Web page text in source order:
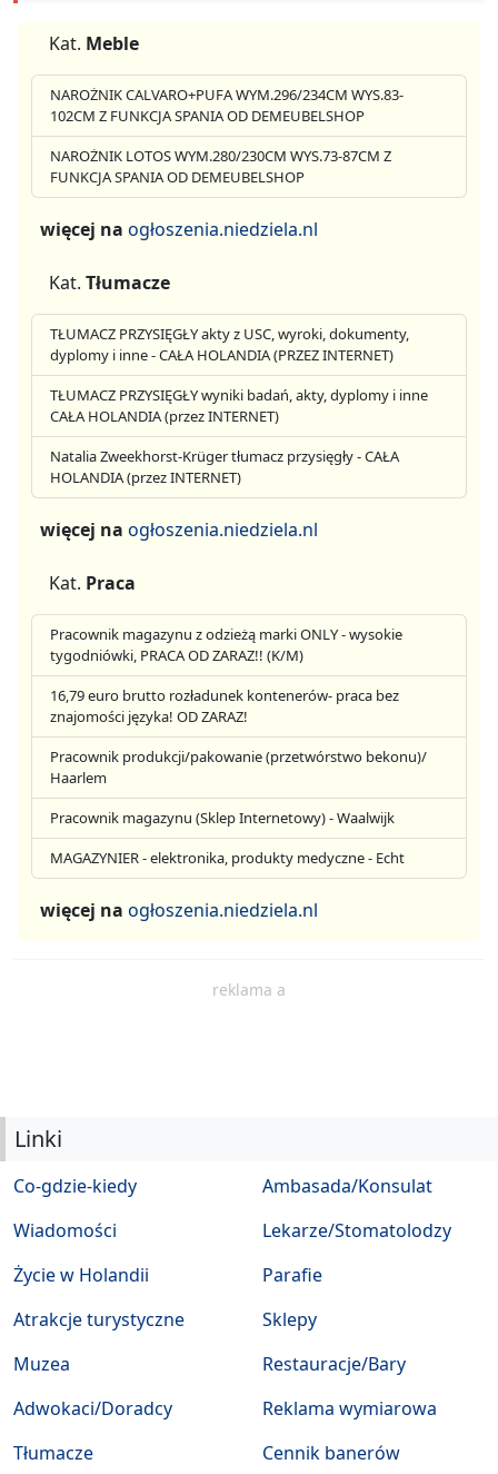
Kat. Meble
NAROŻNIK CALVARO+PUFA WYM.296/234CM WYS.83-
102CM Z FUNKCJA SPANIA OD DEMEUBELSHOP
NAROŻNIK LOTOS WYM.280/230CM WYS.73-87CM Z
FUNKCJA SPANIA OD DEMEUBELSHOP
więcej na ogłoszenia.niedziela.nl
Kat. Tłumacze
TŁUMACZ PRZYSIĘGŁY akty z USC, wyroki, dokumenty,
dyplomy i inne - CAŁA HOLANDIA (PRZEZ INTERNET)
TŁUMACZ PRZYSIĘGŁY wyniki badań, akty, dyplomy i inne
CAŁA HOLANDIA (przez INTERNET)
Natalia Zweekhorst-Krüger tłumacz przysięgły - CAŁA
HOLANDIA (przez INTERNET)
więcej na ogłoszenia.niedziela.nl
Kat. Praca
Pracownik magazynu z odzieżą marki ONLY - wysokie
tygodniówki, PRACA OD ZARAZ!! (K/M)
16,79 euro brutto rozładunek kontenerów- praca bez
znajomości języka! OD ZARAZ!
Pracownik produkcji/pakowanie (przetwórstwo bekonu)/
Haarlem
Pracownik magazynu (Sklep Internetowy) - Waalwijk
MAGAZYNIER - elektronika, produkty medyczne - Echt
więcej na ogłoszenia.niedziela.nl
reklama a
Linki
Co-gdzie-kiedy
Wiadomości
Życie w Holandii
Atrakcje turystyczne
Muzea
Ambasada/Konsulat
Lekarze/Stomatolodzy
Parafie
Sklepy
Restauracje/Bary
Adwokaci/Doradcy
Tłumacze
Reklama wymiarowa
Cennik banerów